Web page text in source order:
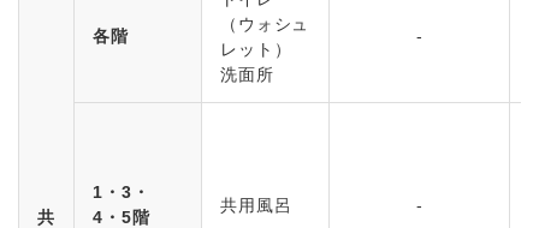
共
各階
（ウォシュ
レット）
洗面所
-
1・3・
4・5階
共用風呂 -